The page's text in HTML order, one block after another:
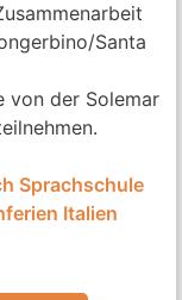
Santa
von der Solemar
Sprachschule
Italien